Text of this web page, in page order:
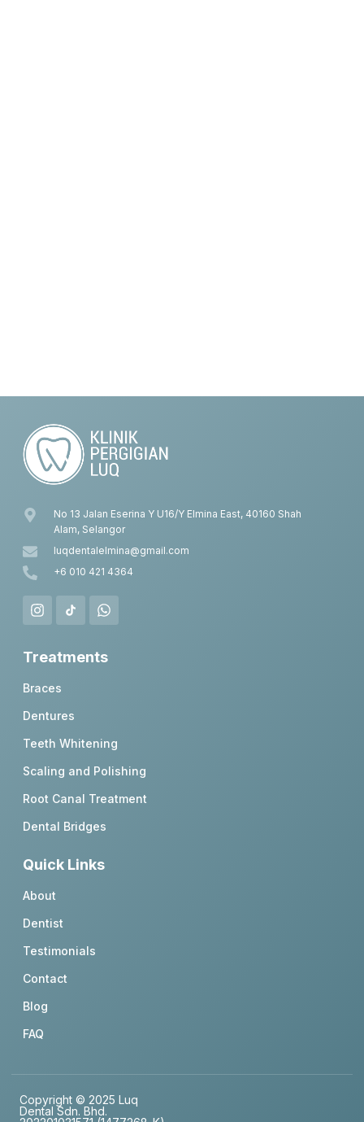
No 13 Jalan Eserina Y U16/Y Elmina East, 40160 Shah
Alam, Selangor
luqdentalelmina@gmail.com
+6 010 421 4364
Treatments
Braces
Dentures
Teeth Whitening
Scaling and Polishing
Root Canal Treatment
Dental Bridges
Quick Links
About
Dentist
Testimonials
Contact
Blog
FAQ
Copyright © 2025 Luq
Dental Sdn. Bhd.